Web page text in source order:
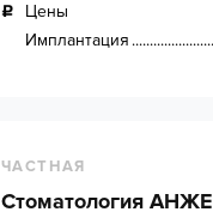
Цены
Имплантация
ЧАСТНАЯ
Стоматология АНЖЕ